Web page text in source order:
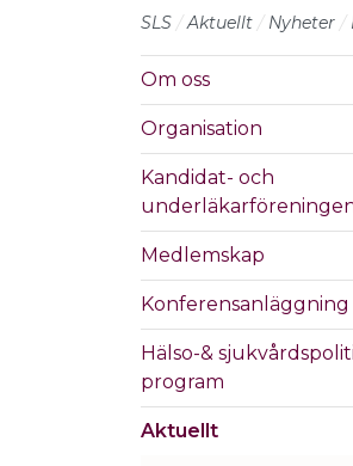
SLS Aktuellt Nyheter
Om oss
Organisation
Kandidat- och
Medlemskap
Konferensanläggning
Hälso-&
program
Aktuellt